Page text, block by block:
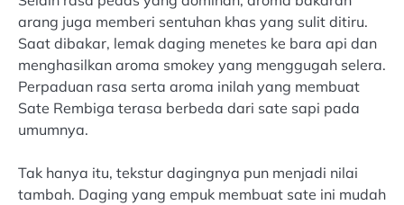
arang juga memberi sentuhan khas yang sulit ditiru.
Saat dibakar, lemak daging menetes ke bara api dan
menghasilkan aroma smokey yang menggugah selera.
Perpaduan rasa serta aroma inilah yang membuat
Sate Rembiga terasa berbeda dari sate sapi pada
umumnya.
Tak hanya itu, tekstur dagingnya pun menjadi nilai
tambah. Daging yang empuk membuat sate ini mudah